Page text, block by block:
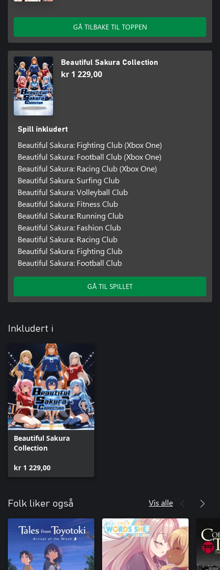
GÅ TILBAKE TIL TOPPEN
Beautiful Sakura Collection
kr 1 229,00
Spill inkludert
Beautiful Sakura: Fighting Club (Xbox One)
Beautiful Sakura: Football Club (Xbox One)
Beautiful Sakura: Racing Club (Xbox One)
Beautiful Sakura: Surfing Club
Beautiful Sakura: Volleyball Club
Beautiful Sakura: Fitness Club
Beautiful Sakura: Running Club
Beautiful Sakura: Fashion Club
Beautiful Sakura: Racing Club
Beautiful Sakura: Fighting Club
Beautiful Sakura: Football Club
GÅ TIL SPILLET
Inkludert i
Beautiful Sakura
Collection
kr 1 229,00
Folk liker også Vis alle